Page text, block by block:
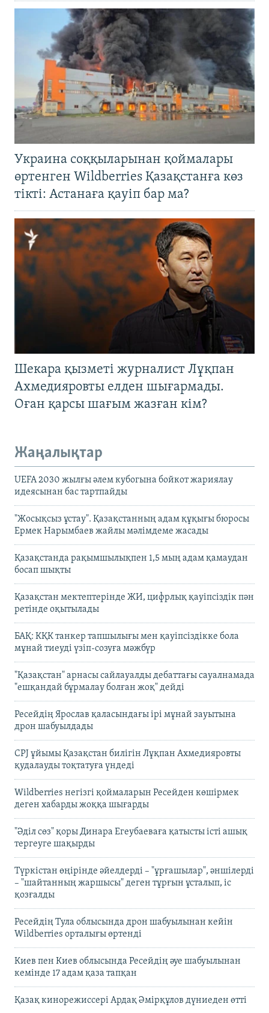
Украина соққыларынан қоймалары
өртенген Wildberries Қазақстанға көз
тікті: Астанаға қауіп бар ма?
Шекара қызметі журналист Лұқпан
Ахмедияровты елден шығармады.
Оған қарсы шағым жазған кім?
Жаңалықтар
UEFA 2030 жылғы әлем кубогына бойкот жариялау
идеясынан бас тартпайды
"Жосықсыз ұстау". Қазақстанның адам құқығы бюросы
Ермек Нарымбаев жайлы мәлімдеме жасады
Қазақстанда рақымшылықпен 1,5 мың адам қамаудан
босап шықты
Қазақстан мектептерінде ЖИ, цифрлық қауіпсіздік пән
ретінде оқытылады
БАҚ: КҚК танкер тапшылығы мен қауіпсіздікке бола
мұнай тиеуді үзіп-созуға мәжбүр
"Қазақстан" арнасы сайлауалды дебаттағы сауалнамада
"ешқандай бұрмалау болған жоқ" дейді
Ресейдің Ярослав қаласындағы ірі мұнай зауытына
дрон шабуылдады
CPJ ұйымы Қазақстан билігін Лұқпан Ахмедияровты
қудалауды тоқтатуға үндеді
Wildberries негізгі қоймаларын Ресейден көшірмек
деген хабарды жоққа шығарды
"Әділ сөз" қоры Динара Егеубаеваға қатысты істі ашық
тергеуге шақырды
Түркістан өңірінде әйелдерді – "ұрғашылар", әншілерді
– "шайтанның жаршысы" деген тұрғын ұсталып, іс
қозғалды
Ресейдің Тула облысында дрон шабуылынан кейін
Wildberries орталығы өртенді
Киев пен Киев облысында Ресейдің әуе шабуылынан
кемінде 17 адам қаза тапқан
Қазақ кинорежиссері Ардақ Әмірқұлов дүниеден өтті